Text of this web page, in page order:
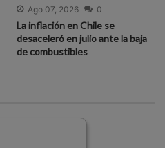
Ago 07, 2026 0
La inflación en Chile se
desaceleró en julio ante la baja
de combustibles